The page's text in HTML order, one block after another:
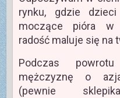
rynku, gdzie dzieci
moczące pióra w
radość maluje się na
Podczas
mężczyznę o
(pewnie